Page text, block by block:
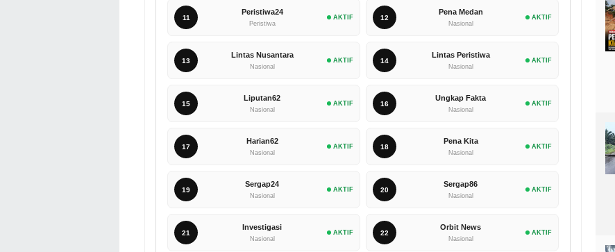
11
Peristiwa24
Peristiwa
AKTIF 12
Pena Medan
Nasional
AKTIF
13
Lintas Nusantara
Nasional
AKTIF 14
Lintas Peristiwa
Nasional
AKTIF
15
Liputan62
Nasional
AKTIF 16
Ungkap Fakta
Nasional
AKTIF
17
Harian62
Nasional
AKTIF 18
Pena Kita
Nasional
AKTIF
19
Sergap24
Nasional
AKTIF 20
Sergap86
Nasional
AKTIF
21
Investigasi
Nasional
AKTIF 22
Orbit News
Nasional
AKTIF